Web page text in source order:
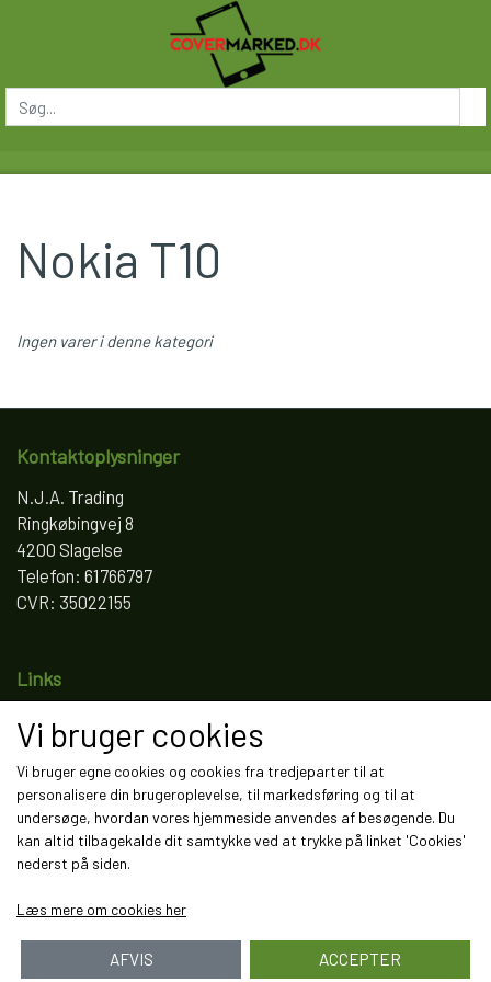
Nokia T10
Ingen varer i denne kategori
Kontaktoplysninger
N.J.A. Trading
Ringkøbingvej 8
4200 Slagelse
Telefon: 61766797
CVR: 35022155
Links
Salgs- og leveringsbetingelser
Cookies
Fortrydelse og reklamation
Kunde login
Om os
Kontakt
Vi bruger cookies
Vi bruger egne cookies og cookies fra tredjeparter til at
personalisere din brugeroplevelse, til markedsføring og til at
undersøge, hvordan vores hjemmeside anvendes af besøgende. Du
kan altid tilbagekalde dit samtykke ved at trykke på linket 'Cookies'
nederst på siden.
Læs mere om cookies her
AFVIS ACCEPTER